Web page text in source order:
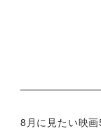
8月に見たい映